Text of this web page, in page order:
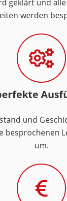
geklärt und
werden
und
besprochenen
um.